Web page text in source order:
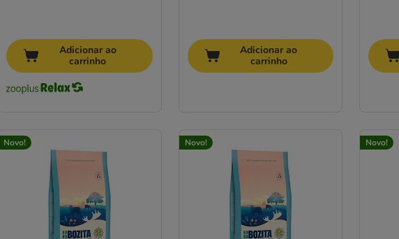
Adicionar ao
carrinho
Adicionar ao
carrinho
Novo! Novo! Novo!